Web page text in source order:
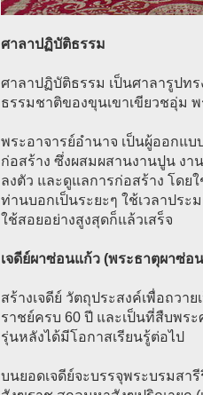
ศาลาปฏิบัติธรรม
ศาลาปฏิบัติธรรม เป็นศาลารูปท
ธรรมชาติของขุนเขาเขียวชอุ่ม
พระอาจารย์อำนาจ เป็นผู้ออกแ
ก่อสร้าง ซึ่งผสมผสานงานปูน ง
ลงตัว และดูแลการก่อสร้าง โด
ท่านบอกเป็นระยะๆ ใช้เวลาประ
ใช้สอยอย่างสูงสุดก็แล้วเสร็จ
เจดีย์ผาซ่อนแก้ว (พระธาตุผาซ่
สร้างเจดีย์ วัตถุประสงค์เพื่อถวา
ราชย์ครบ 60 ปี และเป็นที่สืบพร
รุ่นหลังได้มีโอกาสเรียนรู้ต่อไป
บนยอดเจดีย์จะบรรจุพระบรมสา